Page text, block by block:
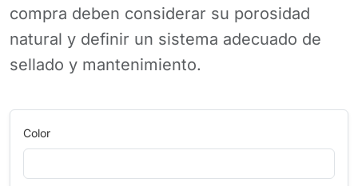
compra deben considerar su porosidad
natural y definir un sistema adecuado de
sellado y mantenimiento.
Color